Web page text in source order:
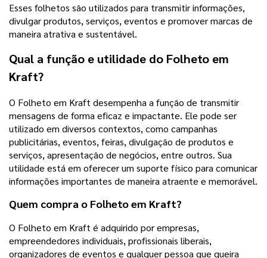
Esses folhetos são utilizados para transmitir informações,
divulgar produtos, serviços, eventos e promover marcas de
maneira atrativa e sustentável.
Qual a função e utilidade do Folheto em
Kraft?
O Folheto em Kraft desempenha a função de transmitir
mensagens de forma eficaz e impactante. Ele pode ser
utilizado em diversos contextos, como campanhas
publicitárias, eventos, feiras, divulgação de produtos e
serviços, apresentação de negócios, entre outros. Sua
utilidade está em oferecer um suporte físico para comunicar
informações importantes de maneira atraente e memorável.
Quem compra o Folheto em Kraft?
O Folheto em Kraft é adquirido por empresas,
empreendedores individuais, profissionais liberais,
organizadores de eventos e qualquer pessoa que queira